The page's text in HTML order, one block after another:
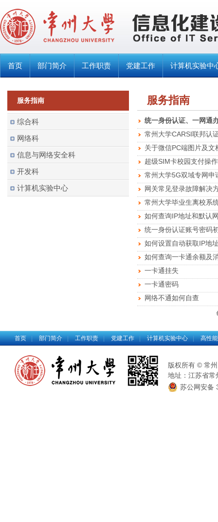
首页 部门简介 工作职责 党建工作 计算机实验中
服务指南
综合科
网络科
信息与网络安全科
开发科
计算机实验中心
服务指南
统一身份认证、一网通
常州大学CARSI联邦认
关于微信PC端图片及
超级SIM卡校园支付操
常州大学5G双域专网申
网关常见登录故障解决
常州大学毕业生离校系
如何查询IP地址和默认
统一身份认证账号密码
如何设置自动获取IP地
如何查询一卡通余额及
一卡通挂失
一卡通密码
网络不通如何自查
首页 | 部门简介 | 工作职责 | 党建工作 | 计算机实验中心 | 高性
版权所有 © 常
地址：江苏省
苏公网安备